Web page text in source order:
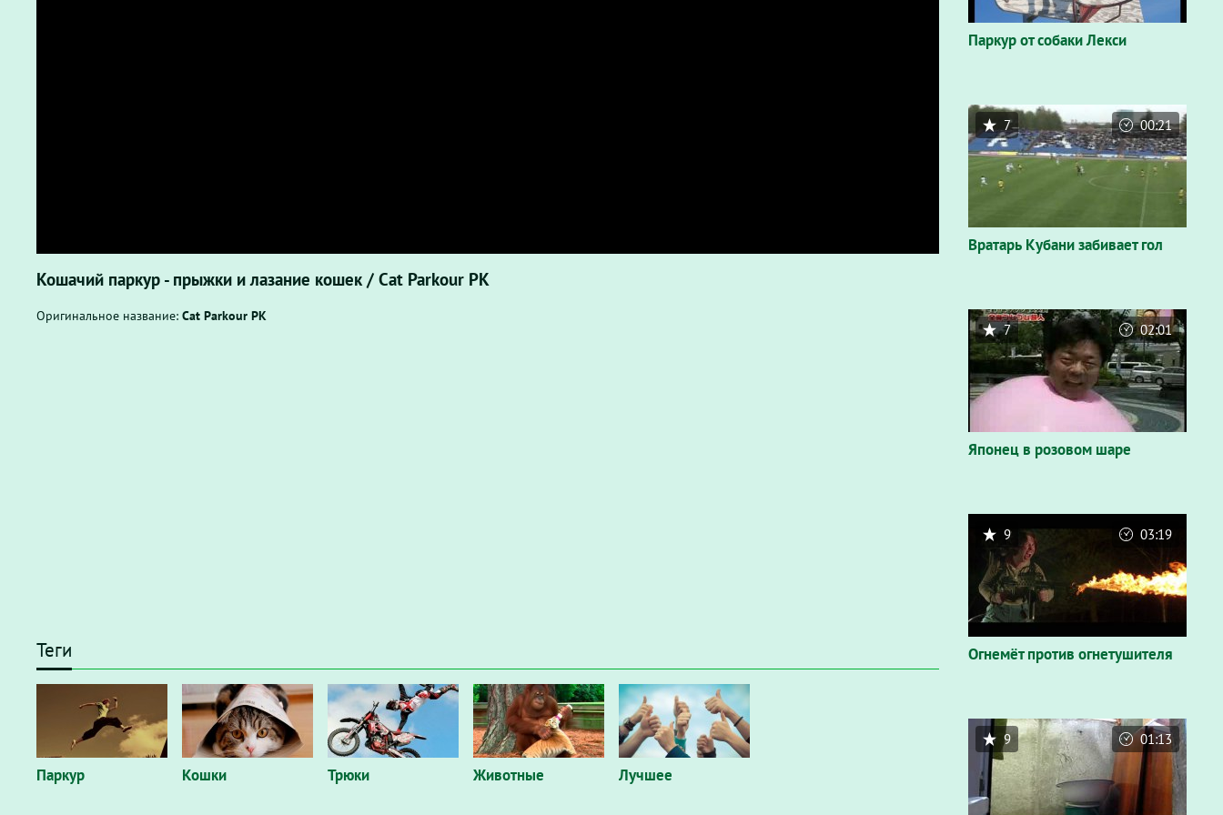
Кошачий паркур - прыжки и лазание кошек / Cat Parkour PK
Оригинальное название: Cat Parkour PK
Теги
Паркур Кошки Трюки Животные Лучшее
Паркур от собаки Лекси
Вратарь Кубани забивает гол
7 00:21
Японец в розовом шаре
7 02:01
Огнемёт против огнетушителя
9 03:19
9 01:13